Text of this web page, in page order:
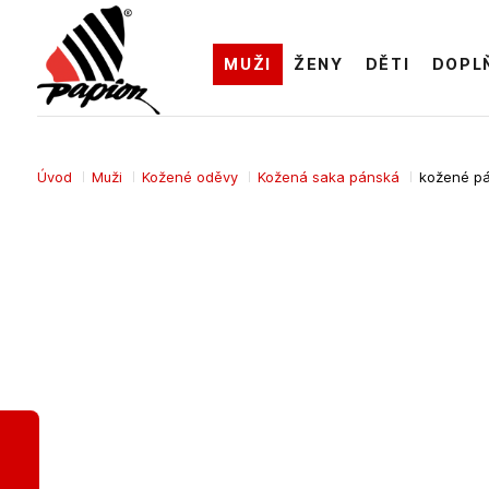
Úvod Muži Kožené oděvy Kožená saka pánská kožené
MUŽI ŽENY DĚTI